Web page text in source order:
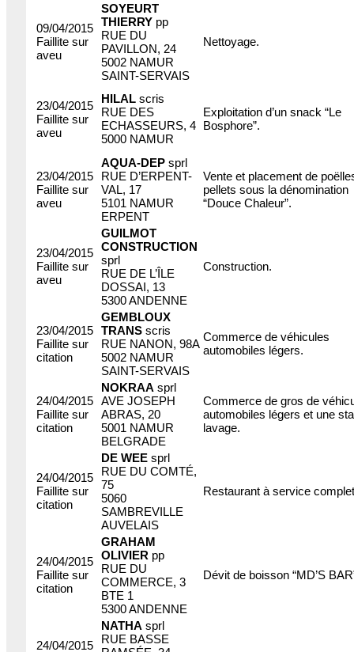
09/04/2015
Faillite sur
aveu
SOYEURT
THIERRY pp
RUE DU
PAVILLON, 24
5002 NAMUR
SAINT-SERVAIS
Nettoyage.
23/04/2015
Faillite sur
aveu
HILAL scris
RUE DES
ECHASSEURS, 4
5000 NAMUR
Exploitation d’un snack “Le
Bosphore”.
23/04/2015
Faillite sur
aveu
AQUA-DEP sprl
RUE D’ERPENT-
VAL, 17
5101 NAMUR
ERPENT
Vente et placement de
pellets sous la dénomination
“Douce Chaleur”.
23/04/2015
Faillite sur
aveu
GUILMOT
CONSTRUCTION
sprl
RUE DE L’ÎLE
DOSSAI, 13
5300 ANDENNE
Construction.
23/04/2015
Faillite sur
citation
GEMBLOUX
TRANS scris
RUE NANON, 98A
5002 NAMUR
SAINT-SERVAIS
Commerce de véhicules
automobiles légers.
24/04/2015
Faillite sur
citation
NOKRAA sprl
AVE JOSEPH
ABRAS, 20
5001 NAMUR
BELGRADE
Commerce de gros de
automobiles légers et une
lavage.
24/04/2015
Faillite sur
citation
DE WEE sprl
RUE DU COMTÉ,
75
5060
SAMBREVILLE
AUVELAIS
Restaurant à service
24/04/2015
Faillite sur
citation
GRAHAM
OLIVIER pp
RUE DU
COMMERCE, 3
BTE 1
5300 ANDENNE
Dévit de boisson “MD’S
24/04/2015
NATHA sprl
RUE BASSE